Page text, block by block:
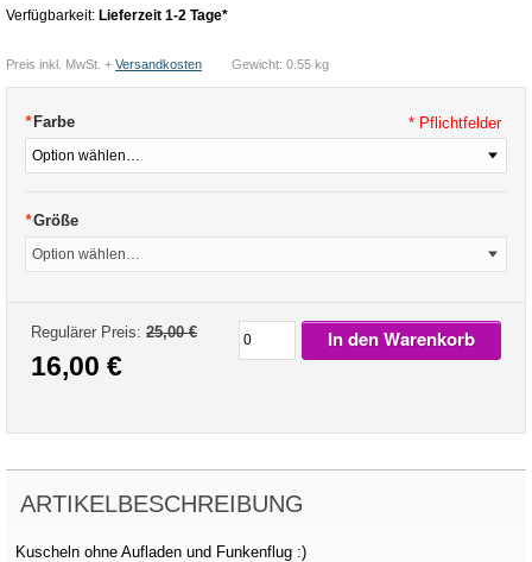
Verfügbarkeit: Lieferzeit 1-2 Tage*
Preis inkl. MwSt. + Versandkosten Gewicht: 0.55 kg
*Farbe
*Größe
* Pflichtfelder
Regulärer Preis: 25,00 €
16,00 €
In den Warenkorb
ARTIKELBESCHREIBUNG
Kuscheln ohne Aufladen und Funkenflug :)